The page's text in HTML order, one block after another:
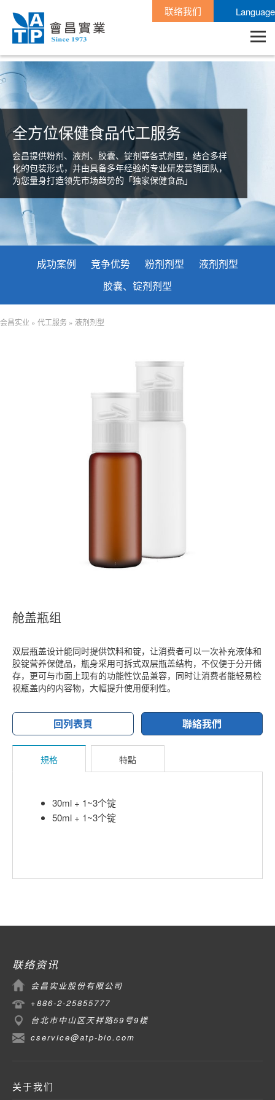
Language
联络我们
全方位保健食品代工服务
会昌提供粉剂、液剂、胶囊、锭剂等各式剂型，结合多样
化的包装形式，并由具备多年经验的专业研发营销团队，
为您量身打造领先市场趋势的「独家保健食品」
成功案例 竞争优势 粉剂剂型
液剂剂型
胶囊、锭剂剂型
会昌实业 » 代工服务 » 液剂剂型
舱盖瓶组
双层瓶盖设计能同时提供饮料和锭，让消费者可以一次补充液体和
胶锭营养保健品，瓶身采用可拆式双层瓶盖结构，不仅便于分开储
存，更可与市面上现有的功能性饮品兼容，同时让消费者能轻易检
视瓶盖内的内容物，大幅提升使用便利性。
回列表頁 聯絡我們
規格 特點
30ml + 1~3个锭
50ml + 1~3个锭
联络资讯
会昌实业股份有限公司
+886-2-25855777
台北市中山区天祥路59号9楼
cservice@atp-bio.com
关于我们